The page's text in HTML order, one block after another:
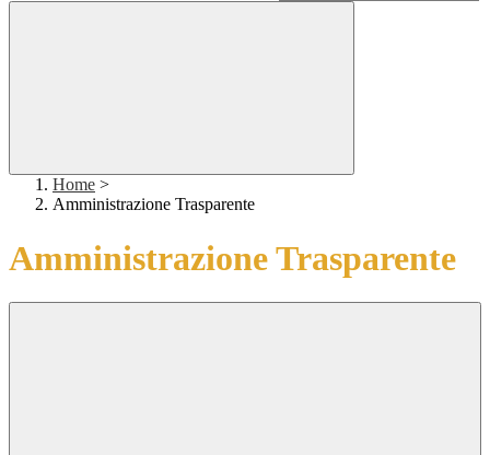
Home >
Amministrazione Trasparente
Amministrazione Trasparente